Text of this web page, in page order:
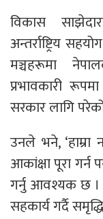
विकास
अन्तर्राष्ट्रिय
मञ्चहरूमा
प्रभावकारी
सरकार लागि
उनले भने,
आकांक्षा पूरा गर्न
गर्नु आवश्यक छ ।
सहकार्य गर्दै